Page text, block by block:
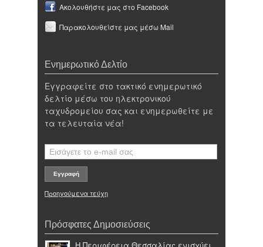
Ακολουθήστε μας στο Facebook
Παρακολουθείστε μας μέσω Mail
Ενημερωτικό Δελτίο
Εγγραφείτε στο τακτικό ενημερωτικό
δελτίο μέσω του ηλεκτρονικού
ταχυδρομείου σας και ενημερωθείτε με
τα τελευταία νέα!
Προηγούμενα τεύχη
Πρόσφατες Δημοσιεύσεις